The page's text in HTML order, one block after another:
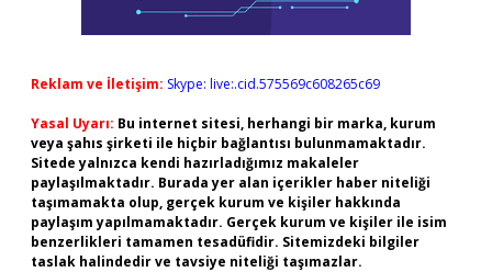
Reklam ve İletişim: Skype: live:.cid.575569c608265c69
Yasal Uyarı: Bu internet sitesi, herhangi bir marka, kurum
veya şahıs şirketi ile hiçbir bağlantısı bulunmamaktadır.
Sitede yalnızca kendi hazırladığımız makaleler
paylaşılmaktadır. Burada yer alan içerikler haber niteliği
taşımamakta olup, gerçek kurum ve kişiler hakkında
paylaşım yapılmamaktadır. Gerçek kurum ve kişiler ile isim
benzerlikleri tamamen tesadüfidir. Sitemizdeki bilgiler
taslak halindedir ve tavsiye niteliği taşımazlar.